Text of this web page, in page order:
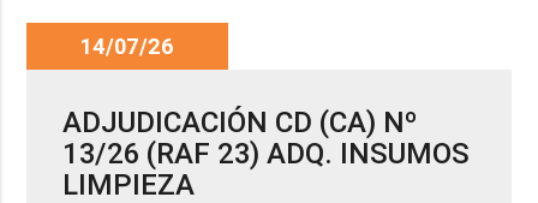
14/07/26
ADJUDICACIÓN CD (CA) Nº
13/26 (RAF 23) ADQ. INSUMOS
LIMPIEZA